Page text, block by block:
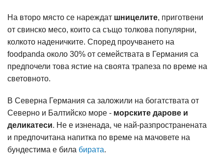
На второ място се нареждат шницелите, приготвени
от свинско месо, които са също толкова популярни,
колкото наденичките. Според проучването на
foodpanda около 30% от семействата в Германия са
предпочели това ястие на своята трапеза по време на
световното.
В Северна Германия са заложили на богатствата от
Северно и Балтийско море - морските дарове и
деликатеси. Не е изненада, че най-разпространената
и предпочитана напитка по време на мачовете на
бундестима е била бирата.